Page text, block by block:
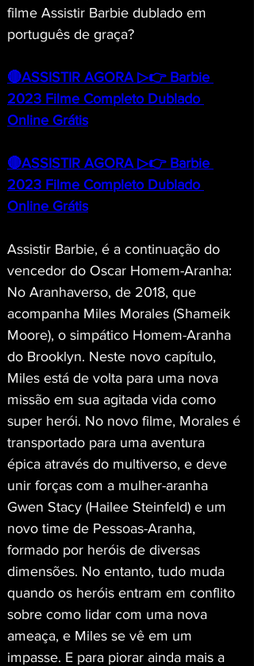
filme Assistir Barbie dublado em
português de graça?
🔴ASSISTIR AGORA ▷👉 Barbie
2023 Filme Completo Dublado
Online Grátis
🔴ASSISTIR AGORA ▷👉 Barbie
2023 Filme Completo Dublado
Online Grátis
Assistir Barbie, é a continuação do
vencedor do Oscar Homem-Aranha:
No Aranhaverso, de 2018, que
acompanha Miles Morales (Shameik
Moore), o simpático Homem-Aranha
do Brooklyn. Neste novo capítulo,
Miles está de volta para uma nova
missão em sua agitada vida como
super herói. No novo filme, Morales é
transportado para uma aventura
épica através do multiverso, e deve
unir forças com a mulher-aranha
Gwen Stacy (Hailee Steinfeld) e um
novo time de Pessoas-Aranha,
formado por heróis de diversas
dimensões. No entanto, tudo muda
quando os heróis entram em conflito
sobre como lidar com uma nova
ameaça, e Miles se vê em um
impasse. E para piorar ainda mais a